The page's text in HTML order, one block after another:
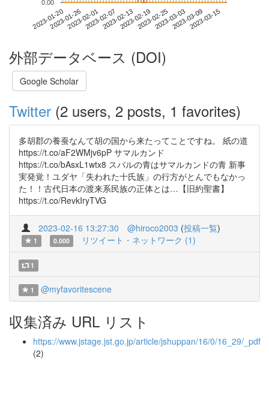
2023-01-202023-01-262023-02-012023-02-072023-02-132023-02-192023-02-252023-03-032023-03-092023-03-15
0.00
外部データベース (DOI)
Google Scholar
Twitter (2 users, 2 posts, 1 favorites)
多胡郡の養蚕なんて胡の国から来たってことですね。 紙の道
https://t.co/aF2WMjv6pP サマルカンド
https://t.co/bAsxL1wtx8 スバルの青はサマルカンドの青 新事
実発覚！ユダヤ「失われた十氏族」の行方がとんでもなかっ
た！！古代日本の渡来系民族の正体とは…【旧約聖書】
https://t.co/RevkIryTVG
2023-02-16 13:27:30 @hiroco2003 (投稿一覧)
1 0.000 リツイート・ネットワーク (1)
1
1 @myfavoritescene
収集済み URL リスト
https://www.jstage.jst.go.jp/article/jshuppan/16/0/16_29/_pdf
(2)